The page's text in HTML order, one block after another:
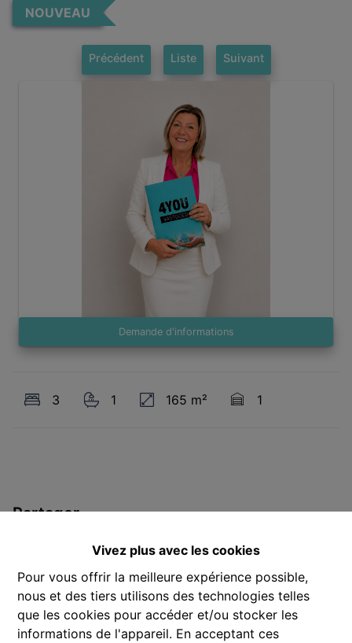
Vivez plus avec les cookies
Pour vous offrir la meilleure expérience possible,
nous et des tiers utilisons des technologies telles
que les cookies pour accéder et/ou stocker les
informations de l'appareil. En acceptant ces
NOUVEAU
Précédent Liste Suivant
Demande d'informations
3 1 165 m² 1
Partager
Général